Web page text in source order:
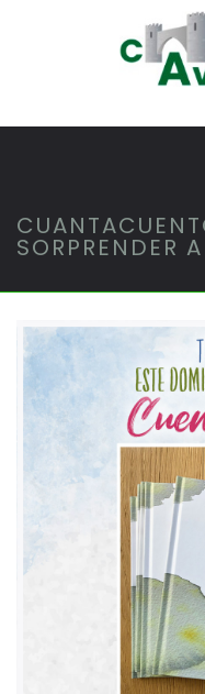
SORPRENDER